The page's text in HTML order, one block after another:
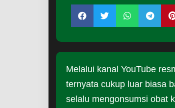
Melalui kanal YouTube
ternyata cukup luar biasa
selalu mengonsumsi obat